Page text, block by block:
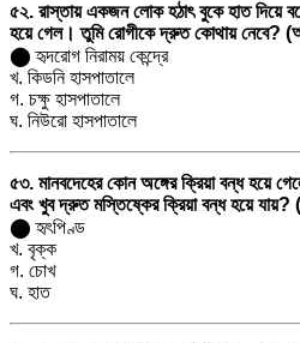
৫২. রাস্তায় একজন লোক হঠাৎ বুকে হাত দিয়ে
হয়ে গেল। তুমি রোগীকে দ্রুত কোথায় নেবে?
⬤ হৃদরোগ নিরাময় কেন্দ্রে
খ. কিডনি হাসপাতালে
গ. চক্ষু হাসপাতালে
ঘ. নিউরো হাসপাতালে
৫৩. মানবদেহের কোন অঙ্গের ক্রিয়া বন্ধ হয়ে
এবং খুব দ্রুত মস্তিষ্কের ক্রিয়া বন্ধ হয়ে যায়?
⬤ হৃৎপিণ্ড
খ. বৃক্ক
গ. চোখ
ঘ. হাত